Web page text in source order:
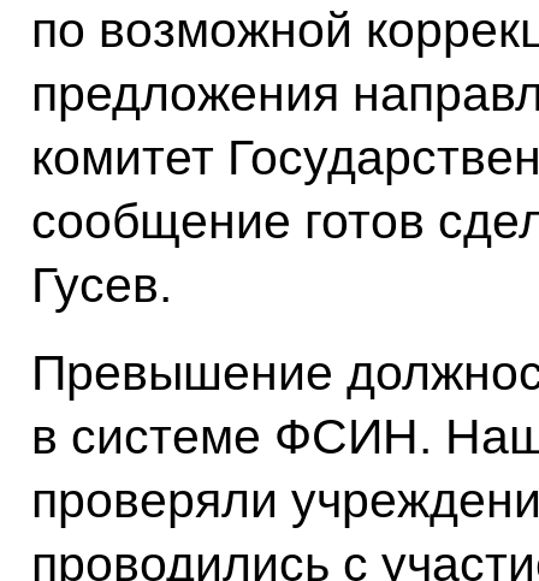
по возможной
предложения
комитет
сообщение готов
Гусев.
Превышение
в системе ФСИН.
проверяли
проводились с